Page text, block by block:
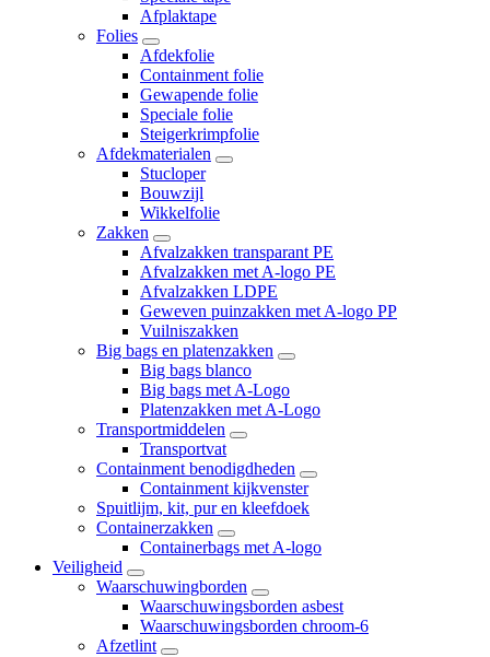
Afplaktape
Folies
Afdekfolie
Containment folie
Gewapende folie
Speciale folie
Steigerkrimpfolie
Afdekmaterialen
Stucloper
Bouwzijl
Wikkelfolie
Zakken
Afvalzakken transparant PE
Afvalzakken met A-logo PE
Afvalzakken LDPE
Geweven puinzakken met A-logo PP
Vuilniszakken
Big bags en platenzakken
Big bags blanco
Big bags met A-Logo
Platenzakken met A-Logo
Transportmiddelen
Transportvat
Containment benodigdheden
Containment kijkvenster
Spuitlijm, kit, pur en kleefdoek
Containerzakken
Containerbags met A-logo
Veiligheid
Waarschuwingborden
Waarschuwingsborden asbest
Waarschuwingsborden chroom-6
Afzetlint